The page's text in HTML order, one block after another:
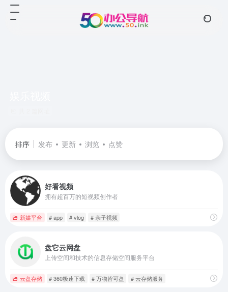
排序 发布 更新 浏览 点赞
好看视频
拥有超百万的短视频创作者
新媒平台 # app # vlog # 亲子视频
盘它云网盘
上传空间和技术的信息存储空间服务平台
云盘存储 # 360极速下载 # 万物皆可盘 # 云存储服务